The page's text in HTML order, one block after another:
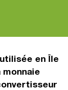
en Île